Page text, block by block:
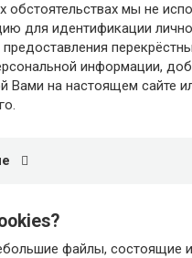
обстоятельствах мы не
для идентификации
предоставления
информации,
Вами на настоящем сайте
файлы, состоящие